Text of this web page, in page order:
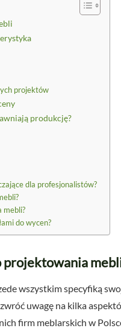
projektów
produkcję?
dla profesjonalistów?
mebli?
do wycen?
wszystkim specyfiką
uwagę na kilka
firm meblarskich w